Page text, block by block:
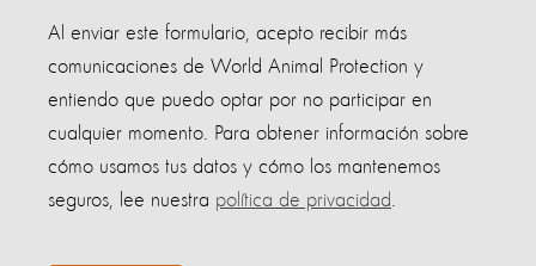
Al enviar este formulario, acepto recibir más
comunicaciones de World Animal Protection y
entiendo que puedo optar por no participar en
cualquier momento. Para obtener información sobre
cómo usamos tus datos y cómo los mantenemos
seguros, lee nuestra política de privacidad.